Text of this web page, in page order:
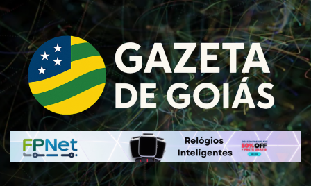
Skip
to
content